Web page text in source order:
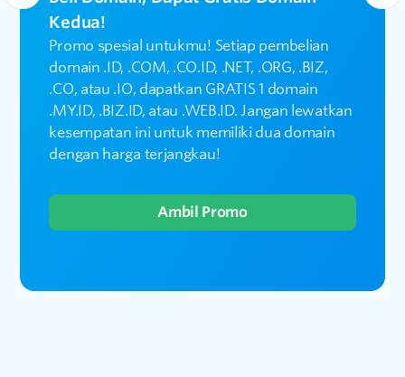
Kedua!
Promo spesial untukmu! Setiap pembelian
domain .ID, .COM, .CO.ID, .NET, .ORG, .BIZ,
.CO, atau .IO, dapatkan GRATIS 1 domain
.MY.ID, .BIZ.ID, atau .WEB.ID. Jangan lewatkan
kesempatan ini untuk memiliki dua domain
dengan harga terjangkau!
Ambil Promo